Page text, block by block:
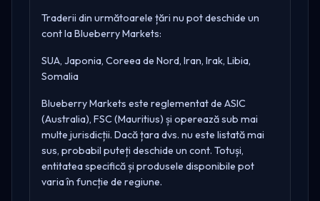
Traderii din următoarele țări nu pot deschide un
cont la Blueberry Markets:
SUA, Japonia, Coreea de Nord, Iran, Irak, Libia,
Somalia
Blueberry Markets este reglementat de ASIC
(Australia), FSC (Mauritius) și operează sub mai
multe jurisdicții. Dacă țara dvs. nu este listată mai
sus, probabil puteți deschide un cont. Totuși,
entitatea specifică și produsele disponibile pot
varia în funcție de regiune.